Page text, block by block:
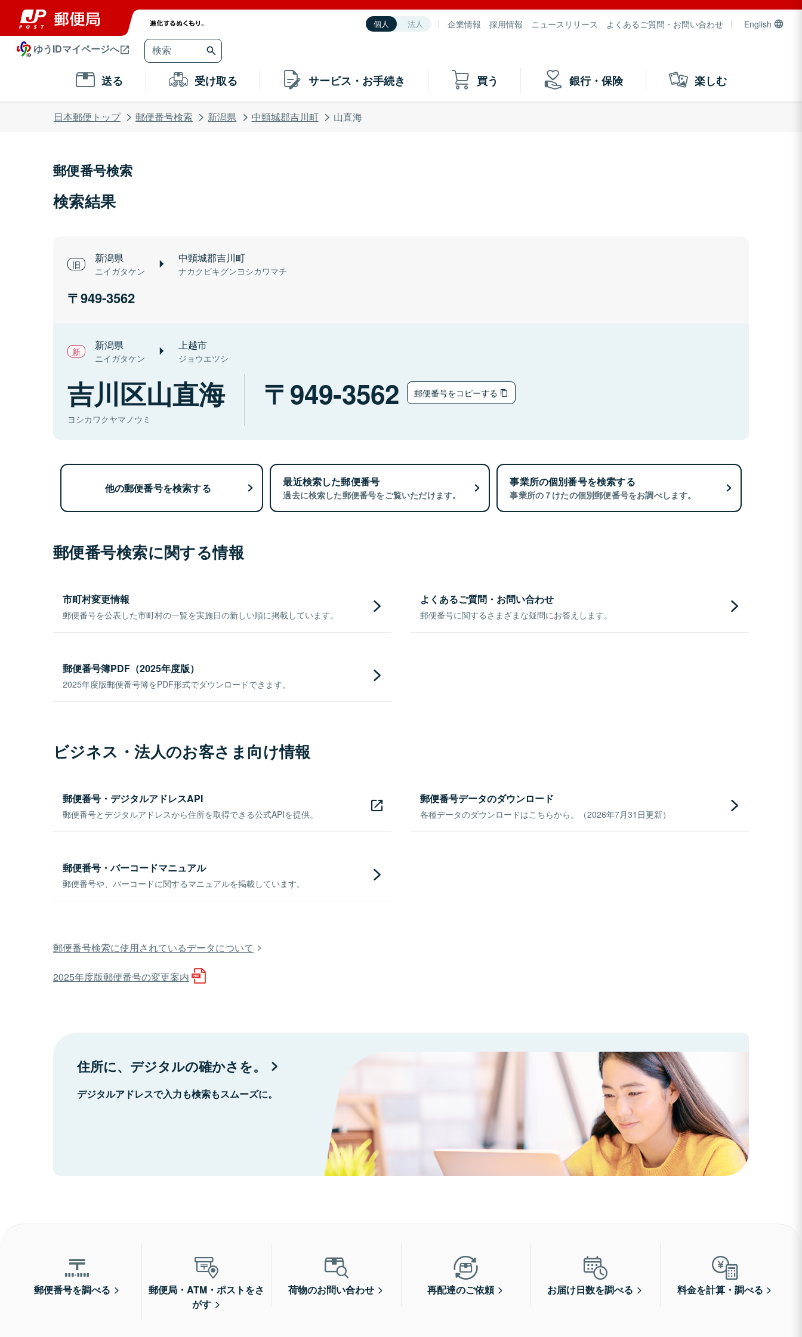
個人 法人 企業情報 採用情報 ニュースリリース よくあるご質問・お問い合わせ English
ゆうIDマイページへ
送る 受け取る サービス・お手続き 買う 銀行・保険 楽しむ
日本郵便トップ 郵便番号検索 新潟県 中頸城郡吉川町 山直海
郵便番号検索
検索結果
新潟県
ニイガタケン
中頸城郡吉川町
ナカクビキグンヨシカワマチ
949-3562
新潟県
ニイガタケン
上越市
ジョウエツシ
吉川区山直海
ヨシカワクヤマノウミ
949-3562 郵便番号をコピーする
他の郵便番号を検索する 最近検索した郵便番号
過去に検索した郵便番号をご覧いただけます。
事業所の個別番号を検索する
事業所の７けたの個別郵便番号をお調べします。
郵便番号検索に関する情報
市町村変更情報
郵便番号を公表した市町村の一覧を実施日の新しい順に掲載しています。
よくあるご質問・お問い合わせ
郵便番号に関するさまざまな疑問にお答えします。
郵便番号簿PDF（2025年度版）
2025年度版郵便番号簿をPDF形式でダウンロードできます。
ビジネス・法人のお客さま向け情報
郵便番号・デジタルアドレスAPI
郵便番号とデジタルアドレスから住所を取得できる公式APIを提供。
郵便番号データのダウンロード
各種データのダウンロードはこちらから。（2026年7月31日更新）
郵便番号・バーコードマニュアル
郵便番号や、バーコードに関するマニュアルを掲載しています。
郵便番号検索に使用されているデータについて
2025年度版郵便番号の変更案内
住所に、デジタルの確かさを。
デジタルアドレスで入力も検索もスムーズに。
郵便番号を調べる
郵便局・ATM・ポストをさ
がす
荷物のお問い合わせ 再配達のご依頼 お届け日数を調べる 料金を計算・調べる